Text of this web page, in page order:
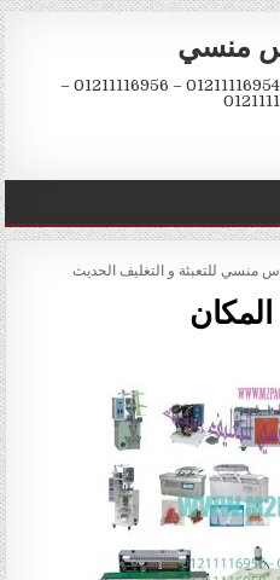
منسي
ماركة المهندس منسي العالمية 01211116954 – 01211116956 –
منسي للتعبئة و التغليف الحديث